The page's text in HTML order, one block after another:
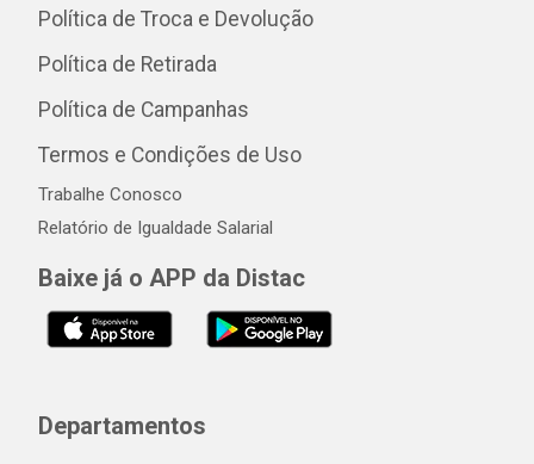
Política de Troca e Devolução
Política de Retirada
Política de Campanhas
Termos e Condições de Uso
Trabalhe Conosco
Relatório de Igualdade Salarial
Baixe já o APP da Distac
Departamentos